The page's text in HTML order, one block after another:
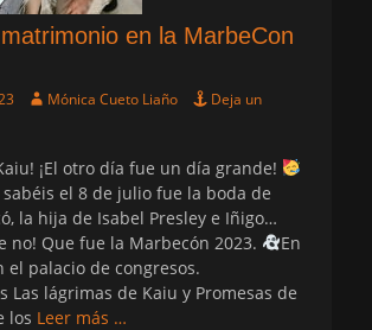
en la MarbeCon
AutorMónica Cueto Liaño
Deja un
¡El otro día fue un día grande!
sabéis el 8 de julio fue la boda de
la hija de Isabel Presley e Iñigo…
no! Que fue la Marbecón 2023.
En
el palacio de congresos.
Las lágrimas de Kaiu y Promesas de
los Leer más …